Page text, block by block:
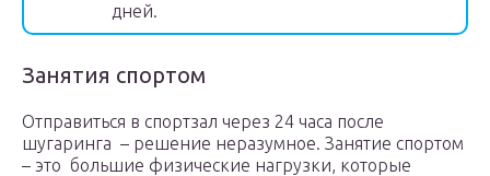
дней.
Занятия спортом
Отправиться в спортзал через 24 часа после
шугаринга – решение неразумное. Занятие спортом
– это большие физические нагрузки, которые